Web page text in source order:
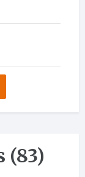
(83)